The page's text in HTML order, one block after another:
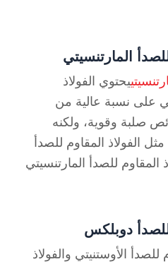
المارتنسيتي
يحتوي الفولاذ
على نسبة عالية من
صلبة وقوية، ولكنه
الفولاذ المقاوم للصدأ
المقاوم للصدأ المارتنسيتي
للصدأ دوبلكس
الأوستنيتي والفولاذ